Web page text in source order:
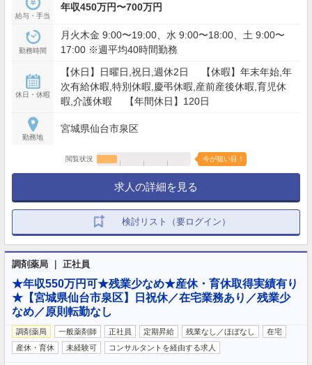
給与・手当
年収450万円〜700万円
勤務時間
月火木金 9:00〜19:00、水 9:00〜18:00、土 9:00〜
17:00 ※週平均40時間勤務
休日・休暇
【休日】日曜日,祝日,週休2日 【休暇】年末年始,年
次有給休暇,特別休暇,慶弔休暇,産前産後休暇,育児休
暇,介護休暇 【年間休日】120日
勤務地
宮城県仙台市泉区
閲覧状況 今が狙い目！
求人の詳細を見る
検討リスト（要ログイン）
調剤薬局 ｜ 正社員
★年収550万円可★残業少なめ★産休・育休取得実績有り
★【宮城県仙台市泉区】日祝休／在宅業務あり／残業少
なめ／原則転勤なし
調剤薬局 一般薬剤師 正社員 定期昇給 残業なし／ほぼなし
在宅
産休・育休
未経験可 コンサルタントを経由する求人